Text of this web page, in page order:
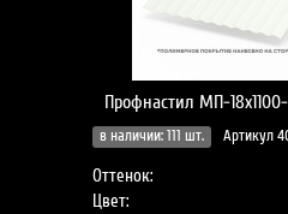
Профнастил МП-
в наличии: 111 шт. Артикул
Оттенок:
Цвет: